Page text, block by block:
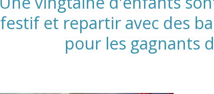
festif et repartir avec des
pour les gagnants